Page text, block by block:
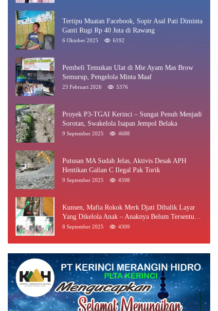
Tertipu Muatan Facebook, Sopir Asal Pati Diminta
Ganti Rugi Rp 40 Juta di Rawang
6 Oktober 2025 6192
Pembeli Temukan Ulat di Mie Ayam Mas Brow
Semurup, Pengelola Minta Maaf
23 Februari 2026 5376
Proyek P3-TGAI Kerinci – Sungai Penuh Menjadi
Sorotan, Swakelola Isapan Jempol Belaka
9 September 2025 4688
Putusan MA Sudah Jelas, Aktivis Desak APH
Hentikan Galian C Ilegal Pak Torik
9 September 2025 4598
Kunsen, Mafia Rokok Merk Djati Dibalik Layar
Yang Dikelola Anak – Anaknya Belum Tersentuh
Bea Cukai Jambi
8 September 2025 4309